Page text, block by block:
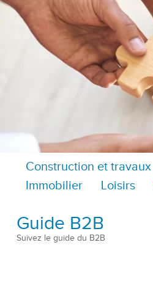
Construction et travaux
Immobilier
Loisirs
Guide B2B
Suivez le guide du B2B